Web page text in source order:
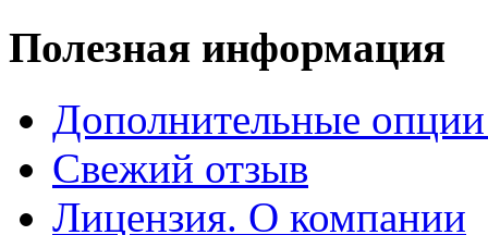
Полезная информация
Дополнительные
Свежий отзыв
Лицензия. О компании